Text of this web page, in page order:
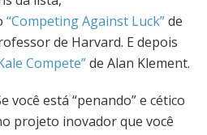
“Competing Against Luck”de
de Harvard. E depois
Compete”de Alan Klement.
você está “penando” e cético
projeto inovador que você